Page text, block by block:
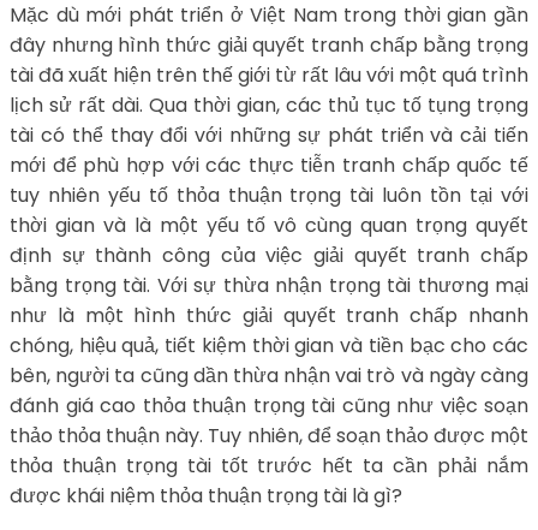
Mặc dù mới phát triển ở Việt Nam trong thời gian gần
đây nhưng hình thức giải quyết tranh chấp bằng trọng
tài đã xuất hiện trên thế giới từ rất lâu với một quá trình
lịch sử rất dài. Qua thời gian, các thủ tục tố tụng trọng
tài có thể thay đổi với những sự phát triển và cải tiến
mới để phù hợp với các thực tiễn tranh chấp quốc tế
tuy nhiên yếu tố thỏa thuận trọng tài luôn tồn tại với
thời gian và là một yếu tố vô cùng quan trọng quyết
định sự thành công của việc giải quyết tranh chấp
bằng trọng tài. Với sự thừa nhận trọng tài thương mại
như là một hình thức giải quyết tranh chấp nhanh
chóng, hiệu quả, tiết kiệm thời gian và tiền bạc cho các
bên, người ta cũng dần thừa nhận vai trò và ngày càng
đánh giá cao thỏa thuận trọng tài cũng như việc soạn
thảo thỏa thuận này. Tuy nhiên, để soạn thảo được một
thỏa thuận trọng tài tốt trước hết ta cần phải nắm
được khái niệm thỏa thuận trọng tài là gì?